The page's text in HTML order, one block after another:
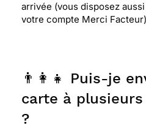
arrivée (vous disposez
votre compte Merci
👨‍👩‍👧 Puis-je
carte à
?